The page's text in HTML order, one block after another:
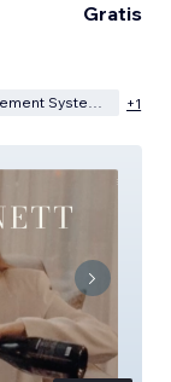
Gratis
CMS (Content Management Systeem) +1